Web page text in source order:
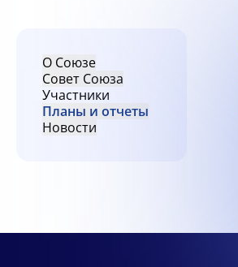
О Союзе
Совет Союза
Участники
Планы и отчеты
Новости